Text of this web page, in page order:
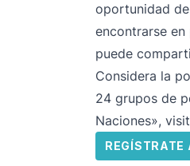
oportunidad
encontrarse en
puede
Considera la
24 grupos de
Naciones»,
REGÍSTRATE